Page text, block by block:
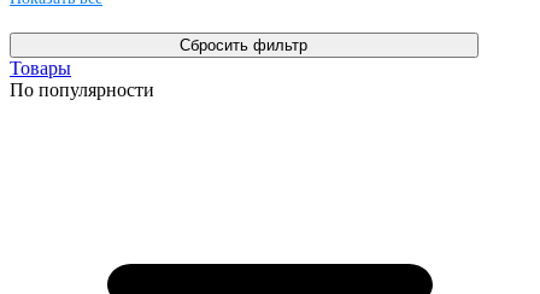
Товары
По популярности